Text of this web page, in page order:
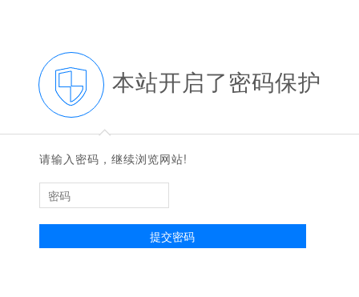
本站开启了密码保护
◆
◆
请输入密码，继续浏览网站!
提交密码